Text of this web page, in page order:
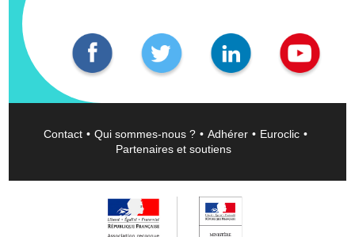
Contact Qui sommes-nous ? Adhérer
Euroclic
Partenaires et soutiens